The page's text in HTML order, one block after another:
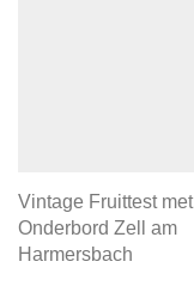
Vintage Fruittest met
Onderbord Zell am
Harmersbach